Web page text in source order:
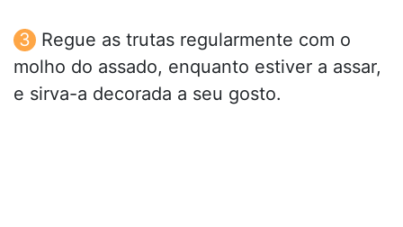
Regue as trutas regularmente com o
molho do assado, enquanto estiver a assar,
e sirva-a decorada a seu gosto.